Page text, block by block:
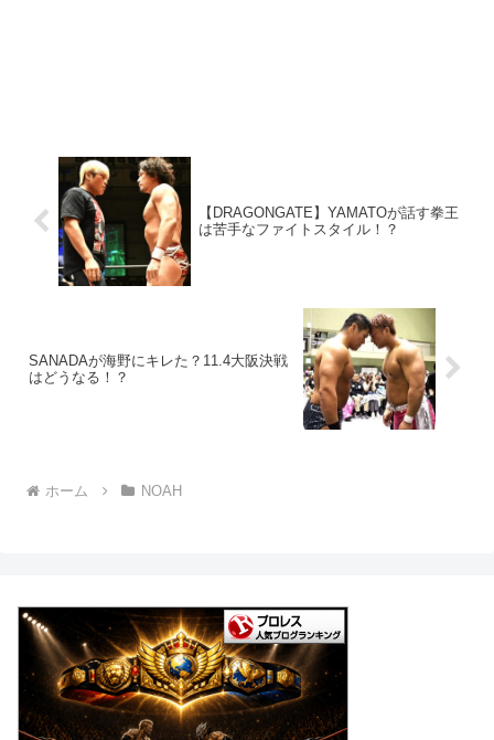
【DRAGONGATE】YAMATOが話す拳王
は苦手なファイトスタイル！？
SANADAが海野にキレた？11.4大阪決戦
はどうなる！？
ホーム NOAH